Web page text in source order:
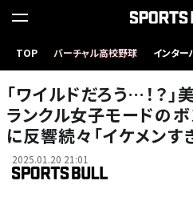
TOP バーチャル高校野球 インター
「ワイルドだろう…！？」
ランクル女子モードのボ
に反響続々「イケメンすぎ
2025.01.20 21:01